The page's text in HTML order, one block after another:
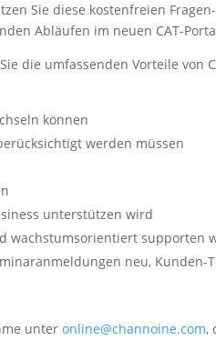
Sie diese kostenfreien
Abläufen im neuen CAT-
die umfassenden Vorteile von
können
werden müssen
unterstützen wird
wachstumsorientiert supporten
neu,
unter online@channoine.com,